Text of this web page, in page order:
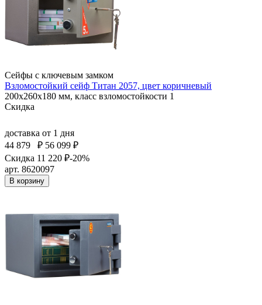
Сейфы с ключевым замком
Взломостойкий сейф Титан 2057, цвет коричневый
200x260x180 мм, класс взломостойкости 1
Скидка
доставка от 1 дня
44 879
₽ 56 099 ₽
Скидка 11 220 ₽-20%
арт. 8620097
В корзину